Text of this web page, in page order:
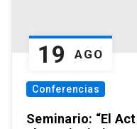
19 AGO
Conferencias
Seminario: “El